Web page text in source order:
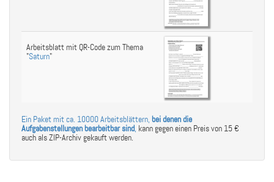
Arbeitsblatt mit QR-Code zum Thema
"Saturn"
Ein Paket mit ca. 10000 Arbeitsblättern, bei denen die
Aufgabenstellungen bearbeitbar sind, kann gegen einen Preis von 15 €
auch als ZIP-Archiv gekauft werden.